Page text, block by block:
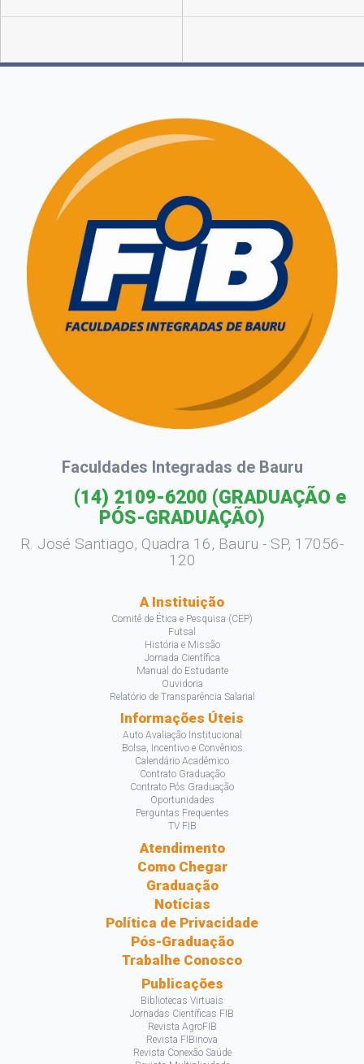
Faculdades Integradas de Bauru
(14) 2109-6200 (GRADUAÇÃO e
PÓS-GRADUAÇÃO)
R. José Santiago, Quadra 16, Bauru - SP, 17056-
120
A Instituição
Comitê de Ética e Pesquisa (CEP)
Futsal
História e Missão
Jornada Científica
Manual do Estudante
Ouvidoria
Relatório de Transparência Salarial
Informações Úteis
Auto Avaliação Institucional
Bolsa, Incentivo e Convênios
Calendário Acadêmico
Contrato Graduação
Contrato Pós Graduação
Oportunidades
Perguntas Frequentes
TV FIB
Atendimento
Como Chegar
Graduação
Notícias
Política de Privacidade
Pós-Graduação
Trabalhe Conosco
Publicações
Bibliotecas Virtuais
Jornadas Científicas FIB
Revista AgroFIB
Revista FIBinova
Revista Conexão Saúde